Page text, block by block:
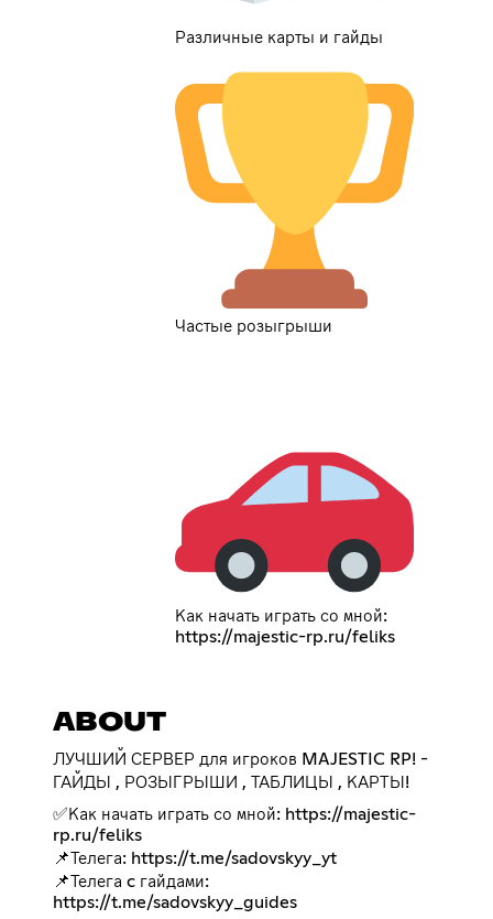
Различные карты и гайды
Частые розыгрыши
Как начать играть со мной:
https://majestic-rp.ru/feliks
ABOUT
ЛУЧШИЙ СЕРВЕР для игроков MAJESTIC RP! -
ГАЙДЫ , РОЗЫГРЫШИ , ТАБЛИЦЫ , КАРТЫ!
✅Как начать играть со мной: https://majestic-
rp.ru/feliks
📌Телега: https://t.me/sadovskyy_yt
📌Телега c гайдами:
https://t.me/sadovskyy_guides